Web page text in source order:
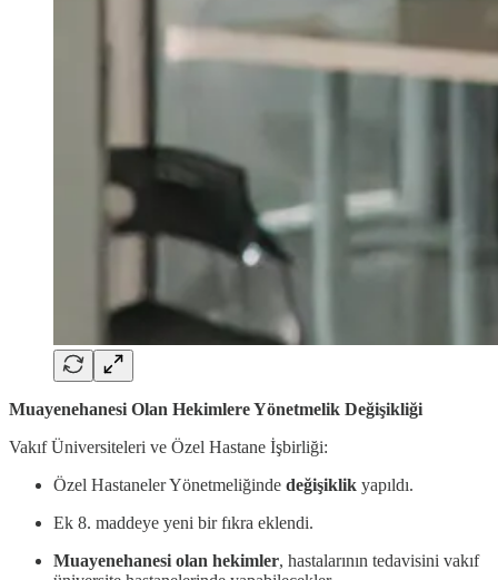
Muayenehanesi Olan Hekimlere Yönetmelik Değişikliği
Vakıf Üniversiteleri ve Özel Hastane İşbirliği:
Özel Hastaneler Yönetmeliğinde değişiklik yapıldı.
Ek 8. maddeye yeni bir fıkra eklendi.
Muayenehanesi olan hekimler, hastalarının tedavisini vakıf